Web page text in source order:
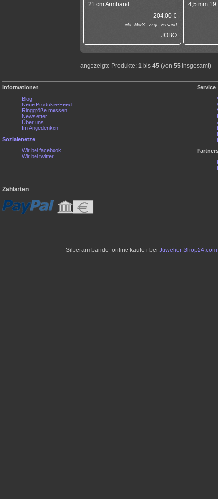
21 cm Armband
204,00 €
inkl. MwSt. zzgl. Versand
JOBO
4,5 mm 19
angezeigte Produkte: 1 bis 45 (von 55 insgesamt)
Informationen
Blog
Neue Produkte-Feed
Ringgröße messen
Newsletter
Über uns
Im Angedenken
Sozialenetze
Wir bei facebook
Wir bei twitter
Service
Zahlarten
Silberarmbänder online kaufen bei Juwelier-Shop24.com